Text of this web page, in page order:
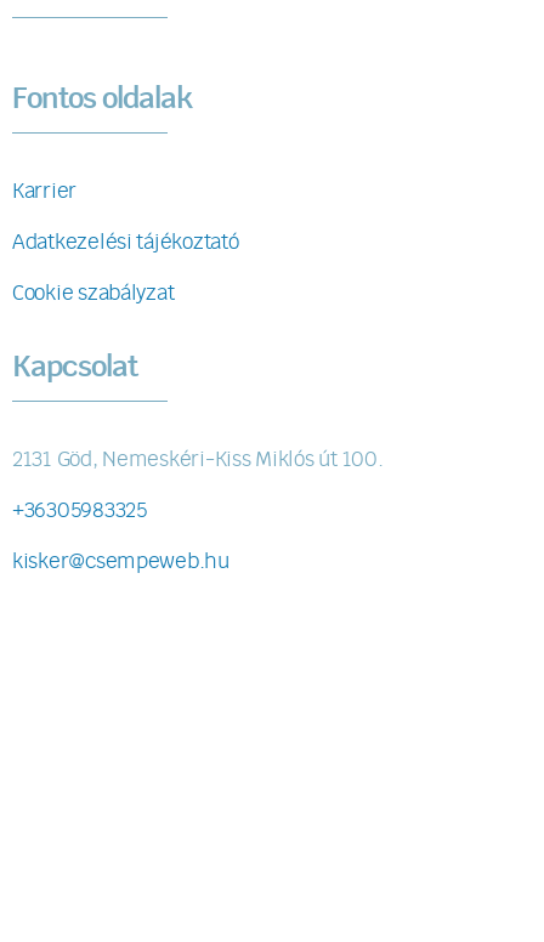
Fontos oldalak
Karrier
Adatkezelési tájékoztató
Cookie szabályzat
Kapcsolat
2131 Göd, Nemeskéri-Kiss Miklós út 100.
+36305983325
kisker@csempeweb.hu